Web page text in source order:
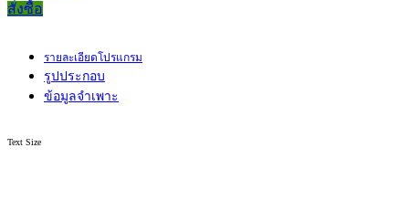
สั่งซื้อ
รายละเอียดโปรแกรม
รูปประกอบ
ข้อมูลจำเพาะ
Text Size